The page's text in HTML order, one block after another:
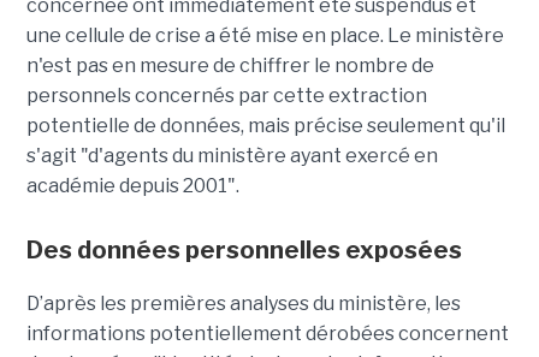
concernée ont immédiatement été suspendus et
une cellule de crise a été mise en place. Le ministère
n'est pas en mesure de chiffrer le nombre de
personnels concernés par cette extraction
potentielle de données, mais précise seulement qu'il
s'agit "d'agents du ministère ayant exercé en
académie depuis 2001".
Des données personnelles exposées
D’après les premières analyses du ministère, les
informations potentiellement dérobées concernent